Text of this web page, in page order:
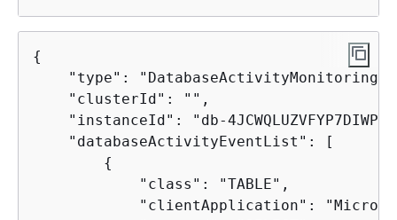
{
"type":
    "clusterId": "",
"instanceId": "db-
    "databaseActivityEventList": [
{
            "class": "TABLE",
"clientApplication":